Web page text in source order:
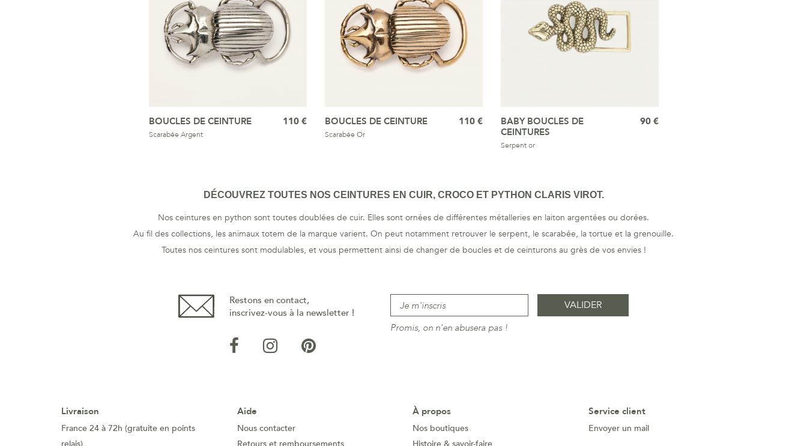
BOUCLES DE CEINTURE
Scarabée Argent
110 € BOUCLES DE CEINTURE
Scarabée Or
110 €
BABY BOUCLES DE
CEINTURES
Serpent or
90 €
DÉCOUVREZ TOUTES NOS CEINTURES EN CUIR, CROCO ET PYTHON CLARIS VIROT.
Nos ceintures en python sont toutes doublées de cuir. Elles sont ornées de différentes métalleries en laiton argentées ou dorées.
Au fil des collections, les animaux totem de la marque varient. On peut notamment retrouver le serpent, le scarabée, la tortue et la grenouille.
Toutes nos ceintures sont modulables, et vous permettent ainsi de changer de boucles et de ceinturons au grès de vos envies !
Restons en contact,
inscrivez-vous à la newsletter !
Promis, on n'en abusera pas !
Livraison
France 24 à 72h (gratuite en points
Aide
Nous contacter
À propos
Nos boutiques
Service client
Envoyer un mail